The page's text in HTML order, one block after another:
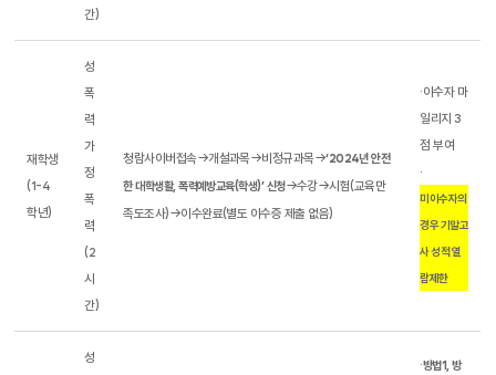
간)
재학생
(1-4
학년)
성
폭
력
가
정
폭
력
(2
시
간)
청람사이버접속→개설과목→비정규과목→‘2024년 안전
한 대학생활, 폭력예방교육(학생)’ 신청→수강→시험(교육만
족도조사)→이수완료(별도 이수증 제출 없음)
·이수자 마
일리지 3
점 부여
·
미이수자의
경우 기말고
사 성적 열
람제한
성
·방법1, 방